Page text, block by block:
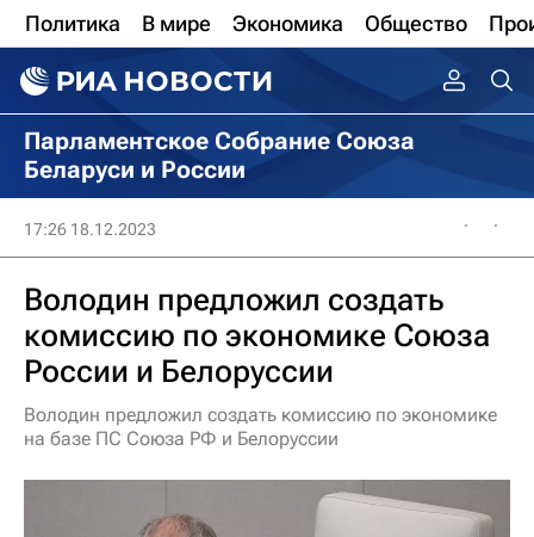
Политика В мире Экономика Общество
Парламентское Собрание Союза
Беларуси и России
17:26 18.12.2023
Володин предложил создать
комиссию по экономике Союза
России и Белоруссии
Володин предложил создать комиссию по экономике
на базе ПС Союза РФ и Белоруссии